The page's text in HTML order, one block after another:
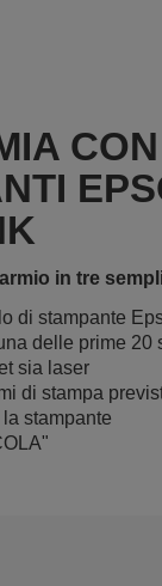
in tre
di stampante
delle prime 20
sia laser
di stampa
stampante